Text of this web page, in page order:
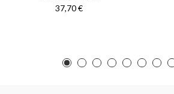
37,70 €